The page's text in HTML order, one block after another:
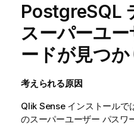
PostgreSQL
スーパーユ
ードが見つ
考えられる原因
Qlik Senseインストールで
のスーパーユーザー パスワ